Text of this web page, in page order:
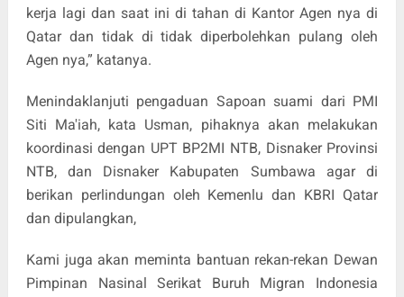
kerja lagi dan saat ini di tahan di Kantor Agen nya di
Qatar dan tidak di tidak diperbolehkan pulang oleh
Agen nya,” katanya.
Menindaklanjuti pengaduan Sapoan suami dari PMI
Siti Ma'iah, kata Usman, pihaknya akan melakukan
koordinasi dengan UPT BP2MI NTB, Disnaker Provinsi
NTB, dan Disnaker Kabupaten Sumbawa agar di
berikan perlindungan oleh Kemenlu dan KBRI Qatar
dan dipulangkan,
Kami juga akan meminta bantuan rekan-rekan Dewan
Pimpinan Nasinal Serikat Buruh Migran Indonesia